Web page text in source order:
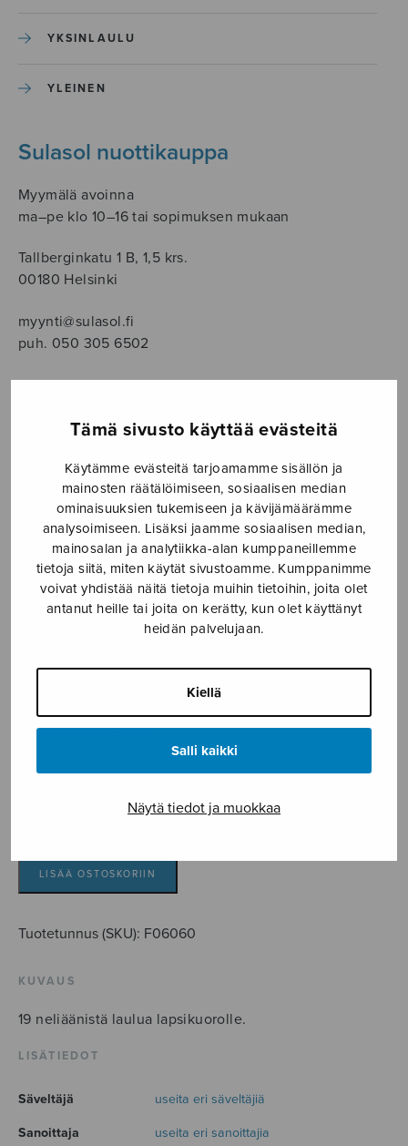
Tämä sivusto käyttää evästeitä
Käytämme evästeitä tarjoamamme sisällön ja
mainosten räätälöimiseen, sosiaalisen median
ominaisuuksien tukemiseen ja kävijämäärämme
analysoimiseen. Lisäksi jaamme sosiaalisen median,
mainosalan ja analytiikka-alan kumppaneillemme
tietoja siitä, miten käytät sivustoamme. Kumppanimme
voivat yhdistää näitä tietoja muihin tietoihin, joita olet
antanut heille tai joita on kerätty, kun olet käyttänyt
heidän palvelujaan.
Kiellä
Salli kaikki
Näytä tiedot ja muokkaa
YKSINLAULU
YLEINEN
Sulasol nuottikauppa
Myymälä avoinna
ma–pe klo 10–16 tai sopimuksen mukaan
Tallberginkatu 1 B, 1,5 krs.
00180 Helsinki
myynti@sulasol.fi
puh. 050 305 6502
NÄYTÄ KARTALLA
Etusivu › Nuottikauppa › Diskanttikuoro ›
Sinikellot VII
useita eri säveltäjiä
6,87€
määräLISÄÄ OSTOSKORIIN
Tuotetunnus (SKU): F06060
KUVAUS
19 neliäänistä laulua lapsikuorolle.
LISÄTIEDOT
Säveltäjä useita eri säveltäjiä
Sanoittaja useita eri sanoittajia